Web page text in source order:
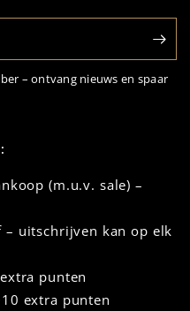
– ontvang nieuws en spaar
(m.u.v. sale) –
uitschrijven kan op elk
punten
extra punten